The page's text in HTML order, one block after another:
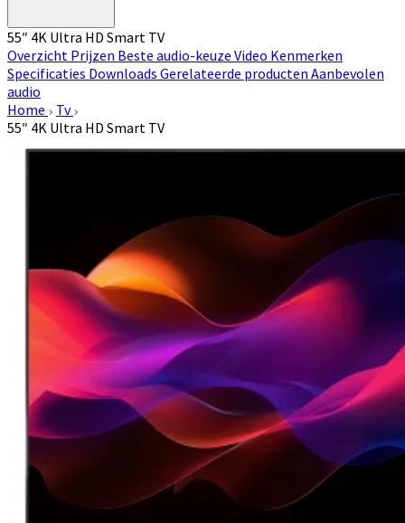
55″ 4K Ultra HD Smart TV
Overzicht Prijzen Beste audio-keuze Video Kenmerken
Specificaties Downloads Gerelateerde producten Aanbevolen
audio
Home
Tv
55″ 4K Ultra HD Smart TV